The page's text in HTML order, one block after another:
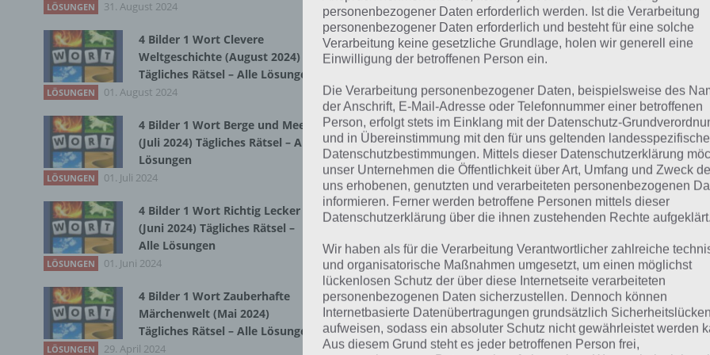
Bei dieser Lösung handelt es sich um das tägliche Bonus
wir noch die Links beispielsweise zum täglichen Rätsel und
Tägliches Rätsel:Zur Lösung vom 18.4.2024
Rätsel aus dem Jahr 2023:Schau mal, was vor einem Jahr,
gesucht war
Zur Übersicht:4 Bilder 1 Wort Lösungen zu Gemütliches
LÖSUNGEN 31. August 2024
4 Bilder 1 Wort Clevere
Weltgeschichte (August 2024)
Tägliches Rätsel – Alle Lösungen
LÖSUNGEN 01. August 2024
4 Bilder 1 Wort Berge und Meer
(Juli 2024) Tägliches Rätsel – Alle
Lösungen
LÖSUNGEN 01. Juli 2024
4 Bilder 1 Wort Richtig Lecker
(Juni 2024) Tägliches Rätsel –
Alle Lösungen
LÖSUNGEN 01. Juni 2024
4 Bilder 1 Wort Zauberhafte
Märchenwelt (Mai 2024)
Tägliches Rätsel – Alle Lösungen
LÖSUNGEN 29. April 2024
personenbezogener Daten erforderlich werden. Ist die Verarbeitung
personenbezogener Daten erforderlich und besteht für eine solche
Verarbeitung keine gesetzliche Grundlage, holen wir generell eine
Einwilligung der betroffenen Person ein.
Die Verarbeitung personenbezogener Daten, beispielsweise des
der Anschrift, E-Mail-Adresse oder Telefonnummer einer betroffenen
Person, erfolgt stets im Einklang mit der Datenschutz-
und in Übereinstimmung mit den für uns geltenden
Datenschutzbestimmungen. Mittels dieser Datenschutzerklärung
unser Unternehmen die Öffentlichkeit über Art, Umfang und Zweck
uns erhobenen, genutzten und verarbeiteten personenbezogenen
informieren. Ferner werden betroffene Personen mittels dieser
Datenschutzerklärung über die ihnen zustehenden Rechte aufgeklärt.
Wir haben als für die Verarbeitung Verantwortlicher zahlreiche
und organisatorische Maßnahmen umgesetzt, um einen möglichst
lückenlosen Schutz der über diese Internetseite verarbeiteten
personenbezogenen Daten sicherzustellen. Dennoch können
Internetbasierte Datenübertragungen grundsätzlich Sicherheitslücken
aufweisen, sodass ein absoluter Schutz nicht gewährleistet werden
Aus diesem Grund steht es jeder betroffenen Person frei,